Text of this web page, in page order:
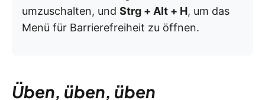
umzuschalten, und Strg + Alt + H, um das
Menü für Barrierefreiheit zu öffnen.
Üben, üben, üben